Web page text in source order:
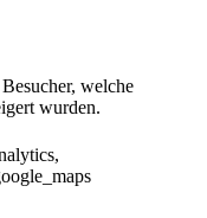
welche
wurden.